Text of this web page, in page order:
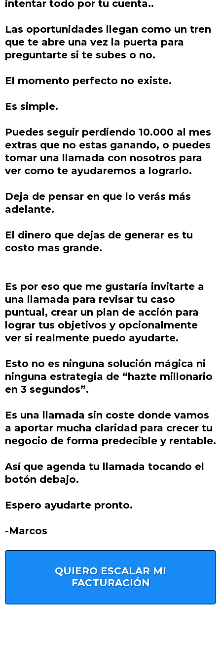
intentar todo por tu cuenta..
Las oportunidades llegan como un tren
que te abre una vez la puerta para
preguntarte si te subes o no.
El momento perfecto no existe.
Es simple.
Puedes seguir perdiendo 10.000 al mes
extras que no estas ganando, o puedes
tomar una llamada con nosotros para
ver como te ayudaremos a lograrlo.
Deja de pensar en que lo verás más
adelante.
El dinero que dejas de generar es tu
costo mas grande.
Es por eso que me gustaría invitarte a
una llamada para revisar tu caso
puntual, crear un plan de acción para
lograr tus objetivos y opcionalmente
ver si realmente puedo ayudarte.
Esto no es ninguna solución mágica ni
ninguna estrategia de “hazte millonario
en 3 segundos”.
Es una llamada sin coste donde vamos
a aportar mucha claridad para crecer tu
negocio de forma predecible y rentable.
Así que agenda tu llamada tocando el
botón debajo.
Espero ayudarte pronto.
-Marcos
QUIERO ESCALAR MI
FACTURACIÓN